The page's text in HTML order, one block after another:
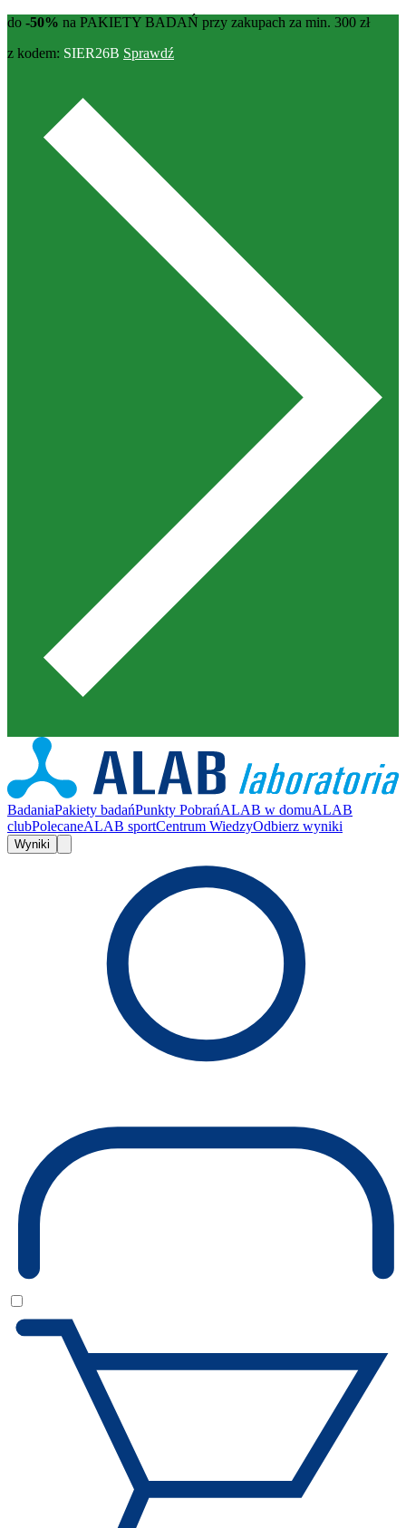
do -50% na PAKIETY BADAŃ przy zakupach za min. 300 zł
z kodem: SIER26B Sprawdź
BadaniaPakiety badańPunkty PobrańALAB w domuALAB
clubPolecaneALAB sportCentrum WiedzyOdbierz wyniki
Wyniki